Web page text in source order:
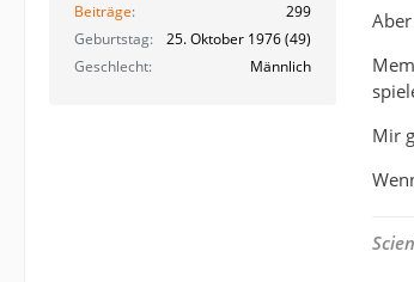
Beiträge
299
Geburtstag
25. Oktober 1976 (49)
Geschlecht
Männlich
Mir